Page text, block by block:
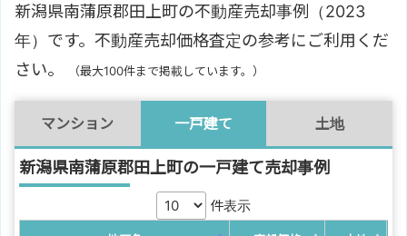
新潟県南蒲原郡田上町の不動産売却事例（2023
年）です。不動産売却価格査定の参考にご利用くだ
さい。
（最大100件まで掲載しています。）
マンション 一戸建て 土地
新潟県南蒲原郡田上町の一戸建て売却事例
件表示